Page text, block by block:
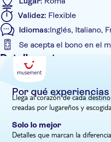
Validez: Flexible
Idiomas:Inglés, Italiano,
Se acepta el bono en el
Detalles extra
Confirmación al momento
Visita privada
Bono electrónico
Grupo privado
Accesible en silla de
Por qué
Llega al corazón de cada
creadas por lugareños y
Solo lo mejor
Detalles que marcan la